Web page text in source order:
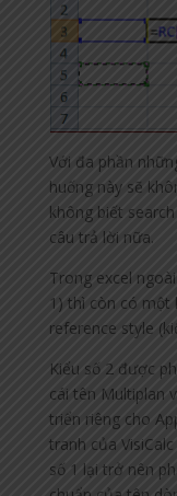
Với đa phần
huống này sẽ
không biết
câu trả lời nữa.
Trong excel
1) thì còn có một
reference style
Kiểu số 2 được
cái tên Multiplan
triển riêng cho
tranh của
số 1 lại trở nên